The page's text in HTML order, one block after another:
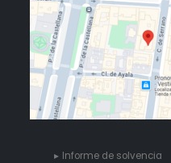
Informe de solvencia